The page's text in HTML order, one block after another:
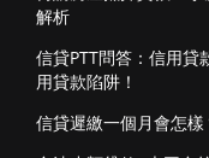
解析
信貸PTT問答：信用貸
用貸款陷阱！
信貸遲繳一個月會怎